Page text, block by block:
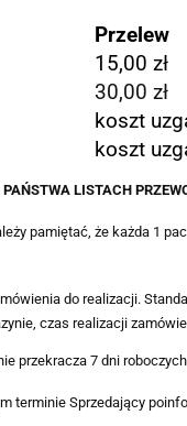
Przelew
15,00 zł
30,00 zł
koszt
koszt
LISTACH
pamiętać, że każda 1
do realizacji.
czas realizacji
przekracza 7 dni
terminie Sprzedający